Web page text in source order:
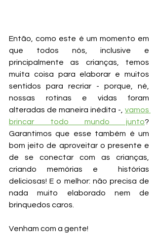
Então, como este é um momento em
que todos nós, inclusive e
principalmente as crianças, temos
muita coisa para elaborar e muitos
sentidos para recriar - porque, né,
nossas rotinas e vidas foram
alteradas de maneira inédita -, vamos
brincar todo mundo junto?
Garantimos que esse também é um
bom jeito de aproveitar o presente e
de se conectar com as crianças,
criando memórias e  histórias
deliciosas! E o melhor: não precisa de
nada muito elaborado nem de
brinquedos caros.
Venham com a gente!